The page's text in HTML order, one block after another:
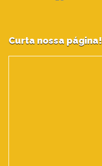
Curta nossa página!